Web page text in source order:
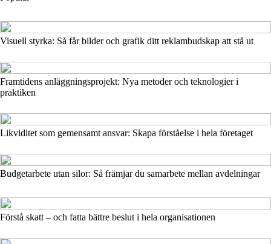
Visuell styrka: Så får bilder och grafik ditt reklambudskap att stå ut
Framtidens anläggningsprojekt: Nya metoder och teknologier i
praktiken
Likviditet som gemensamt ansvar: Skapa förståelse i hela företaget
Budgetarbete utan silor: Så främjar du samarbete mellan avdelningar
Förstå skatt – och fatta bättre beslut i hela organisationen